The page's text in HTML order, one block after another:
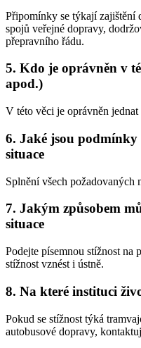
Připomínky se týkají zajištění
spojů veřejné dopravy,
přepravního řádu.
5. Kdo je oprávněn v
apod.)
V této věci je oprávněn jednat
6. Jaké jsou
situace
Splnění všech požadovaných
7. Jakým způsobem
situace
Podejte písemnou stížnost na
stížnost vznést i ústně.
8. Na které instituci
Pokud se stížnost týká
autobusové dopravy,